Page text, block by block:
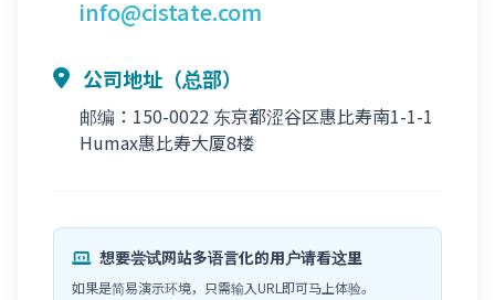
info@cistate.com
公司地址（总部）
邮编：150-0022 东京都涩谷区惠比寿南1-1-1
Humax惠比寿大厦8楼
想要尝试网站多语言化的用户请看这里
如果是简易演示环境，只需输入URL即可马上体验。